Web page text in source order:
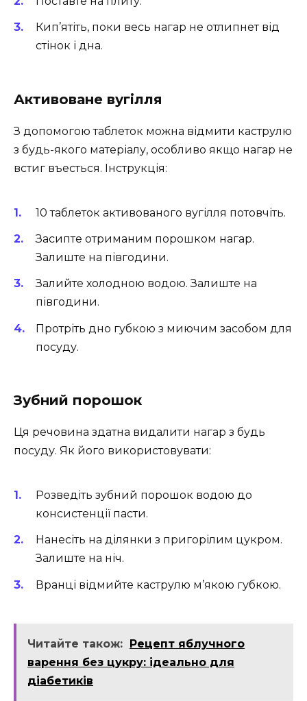
Кип’ятіть, поки весь нагар не отлипнет від
стінок і дна.
Активоване вугілля
З допомогою таблеток можна відмити каструлю
з будь-якого матеріалу, особливо якщо нагар не
встиг въесться. Інструкція:
10 таблеток активованого вугілля потовчіть.
Засипте отриманим порошком нагар.
Залиште на півгодини.
Залийте холодною водою. Залиште на
півгодини.
Протріть дно губкою з миючим засобом для
посуду.
Зубний порошок
Ця речовина здатна видалити нагар з будь
посуду. Як його використовувати:
Розведіть зубний порошок водою до
консистенції пасти.
Нанесіть на ділянки з пригорілим цукром.
Залиште на ніч.
Вранці відмийте каструлю м’якою губкою.
Читайте також: Рецепт яблучного
варення без цукру: ідеально для
діабетиків